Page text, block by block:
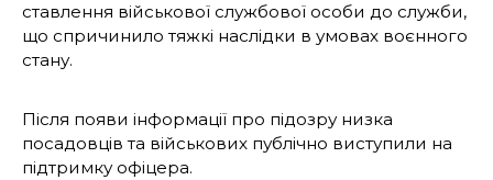
ставлення військової службової особи до служби,
що спричинило тяжкі наслідки в умовах воєнного
стану.
Після появи інформації про підозру низка
посадовців та військових публічно виступили на
підтримку офіцера.